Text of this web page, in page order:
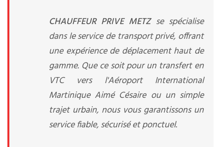
CHAUFFEUR PRIVE METZ se spécialise
dans le service de transport privé, offrant
une expérience de déplacement haut de
gamme. Que ce soit pour un transfert en
VTC vers l'Aéroport International
Martinique Aimé Césaire ou un simple
trajet urbain, nous vous garantissons un
service fiable, sécurisé et ponctuel.